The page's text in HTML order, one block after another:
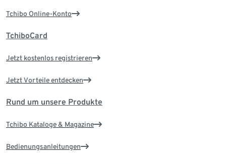
Tchibo Online-Konto
TchiboCard
Jetzt kostenlos registrieren
Jetzt Vorteile entdecken
Rund um unsere Produkte
Tchibo Kataloge & Magazine
Bedienungsanleitungen